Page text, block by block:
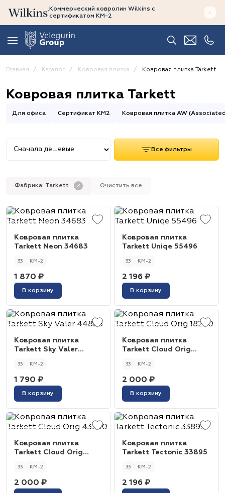
Коммерческий ковролин Wilkins с
сертификатом КМ-2
Главная Каталог Ковровая плитка Ковровая плитка Tarkett
Ковровая плитка Tarkett
Для офиса Сертификат КМ2 Ковровая плитка AW
Все фильтры
Фабрика: Tarkett Очистить все
Ковровая плитка
Tarkett Neon 34683
33 КМ-2
1 870 ₽
В корзину
Ковровая плитка
Tarkett Uniqe 55496
33 КМ-2
2 196 ₽
В корзину
Ковровая плитка
Tarkett Sky Valer
33 КМ-2
1 790 ₽
В корзину
Ковровая плитка
Tarkett Cloud Orig
33 КМ-2
2 000 ₽
В корзину
Ковровая плитка
Tarkett Cloud Orig
33 КМ-2
2 000 ₽
Ковровая плитка
Tarkett Tectonic 33895
33 КМ-2
2 196 ₽